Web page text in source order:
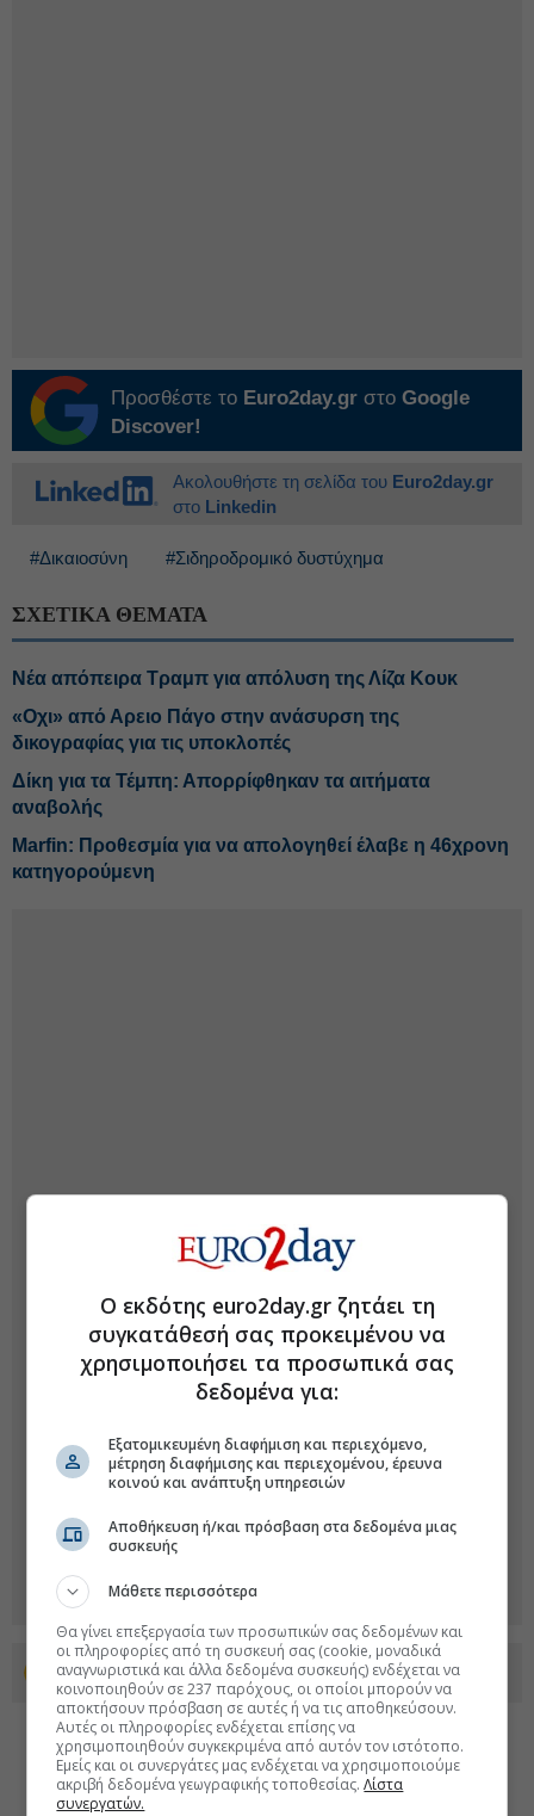
Προσθέστε το Euro2day.gr στο Google
Discover!
Ακολουθήστε τη σελίδα του Euro2day.gr
στο Linkedin
#Δικαιοσύνη #Σιδηροδρομικό δυστύχημα
ΣΧΕΤΙΚΑ ΘΕΜΑΤΑ
Νέα απόπειρα Τραμπ για απόλυση της Λίζα Κουκ
«Οχι» από Αρειο Πάγο στην ανάσυρση της
δικογραφίας για τις υποκλοπές
Δίκη για τα Τέμπη: Απορρίφθηκαν τα αιτήματα
αναβολής
Marfin: Προθεσμία για να απολογηθεί έλαβε η 46χρονη
κατηγορούμενη
Προσθέστε το euro2day.gr στο Discover
Ο εκδότης euro2day.gr ζητάει τη
συγκατάθεσή σας προκειμένου να
χρησιμοποιήσει τα προσωπικά σας
δεδομένα για:
Εξατομικευμένη διαφήμιση και περιεχόμενο,
μέτρηση διαφήμισης και περιεχομένου, έρευνα
κοινού και ανάπτυξη υπηρεσιών
Αποθήκευση ή/και πρόσβαση στα δεδομένα μιας
συσκευής
Μάθετε περισσότερα
Θα γίνει επεξεργασία των προσωπικών σας δεδομένων και
οι πληροφορίες από τη συσκευή σας (cookie, μοναδικά
αναγνωριστικά και άλλα δεδομένα συσκευής) ενδέχεται να
κοινοποιηθούν σε 237 παρόχους, οι οποίοι μπορούν να
αποκτήσουν πρόσβαση σε αυτές ή να τις αποθηκεύσουν.
Αυτές οι πληροφορίες ενδέχεται επίσης να
χρησιμοποιηθούν συγκεκριμένα από αυτόν τον ιστότοπο.
Εμείς και οι συνεργάτες μας ενδέχεται να χρησιμοποιούμε
ακριβή δεδομένα γεωγραφικής τοποθεσίας.Λίστα
συνεργατών.